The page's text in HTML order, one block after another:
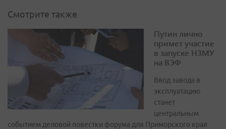
Смотрите также
Путин лично
примет участие
в запуске НЗМУ
на ВЭФ
Ввод завода в
эксплуатацию
станет
центральным
событием деловой повестки форума для Приморского края